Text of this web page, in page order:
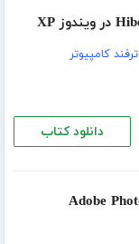
کامپیوتر
دانلود کتاب